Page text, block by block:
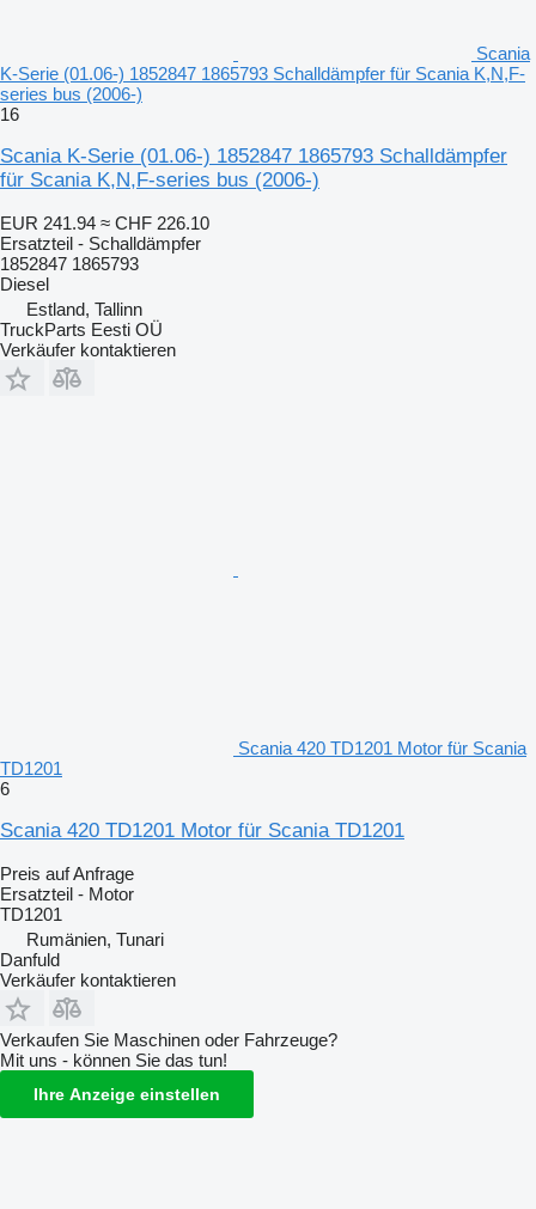
Scania
K-Serie (01.06-) 1852847 1865793 Schalldämpfer für Scania K,N,F-
series bus (2006-)
16
Scania K-Serie (01.06-) 1852847 1865793 Schalldämpfer
für Scania K,N,F-series bus (2006-)
EUR 241.94 ≈ CHF 226.10
Ersatzteil - Schalldämpfer
1852847 1865793
Diesel
Estland, Tallinn
TruckParts Eesti OÜ
Verkäufer kontaktieren
Scania 420 TD1201 Motor für Scania
TD1201
6
Scania 420 TD1201 Motor für Scania TD1201
Preis auf Anfrage
Ersatzteil - Motor
TD1201
Rumänien, Tunari
Danfuld
Verkäufer kontaktieren
Verkaufen Sie Maschinen oder Fahrzeuge?
Mit uns - können Sie das tun!
Ihre Anzeige einstellen